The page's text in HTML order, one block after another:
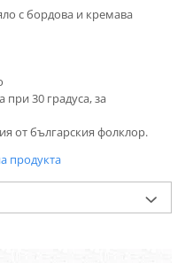
с бордова и кремава
30 градуса, за
от българския фолклор.
продукта